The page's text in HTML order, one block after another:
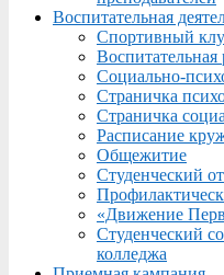
Воспитательная
Спортивный
Воспитательная
Социально-
Страничка
Страничка
Расписание
Общежитие
Студенческий
«Движение
Студенческий
колледжа